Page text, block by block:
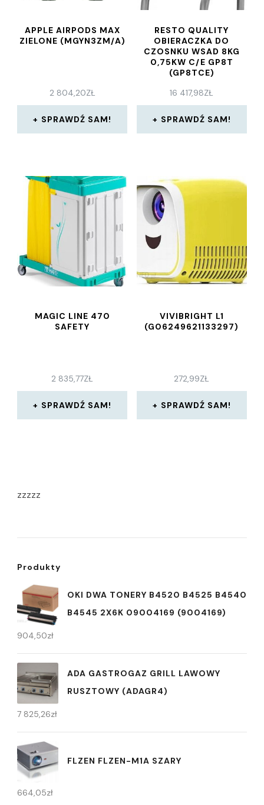
APPLE AIRPODS MAX
ZIELONE (MGYN3ZM/A)
2 804,20ZŁ
SPRAWDŹ SAM!
RESTO QUALITY
OBIERACZKA DO
CZOSNKU WSAD 8KG
0,75KW C/E GP8T
(GP8TCE)
16 417,98ZŁ
SPRAWDŹ SAM!
MAGIC LINE 470
SAFETY
2 835,77ZŁ
SPRAWDŹ SAM!
VIVIBRIGHT L1
(G06249621133297)
272,99ZŁ
SPRAWDŹ SAM!
zzzzz
Produkty
OKI DWA TONERY B4520 B4525 B4540
B4545 2X6K 09004169 (9004169)
904,50zł
ADA GASTROGAZ GRILL LAWOWY
RUSZTOWY (ADAGR4)
7 825,26zł
FLZEN FLZEN-M1A SZARY
664,05zł